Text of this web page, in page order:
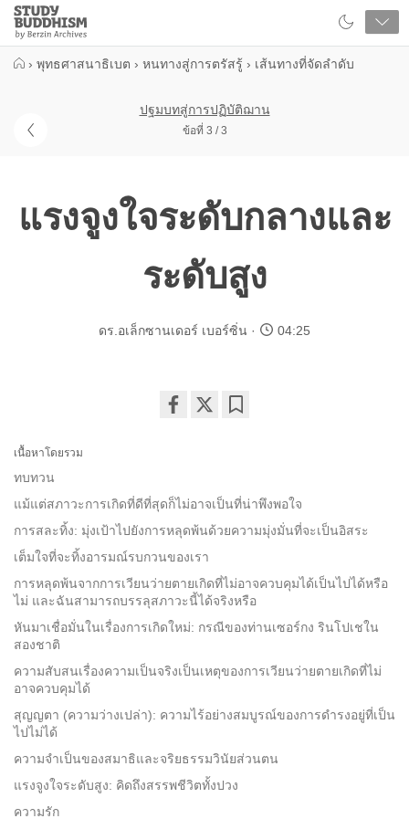
Close
Study
Buddhism
› พุทธศาสนาธิเบต › หนทางสู่การตรัสรู้ › เส้นทางที่จัดลำดับ
ปฐมบทสู่การปฏิบัติฌาน
ข้อที่ 3 / 3
แรงจูงใจระดับกลางและ
ระดับสูง
ดร.อเล็กซานเดอร์ เบอร์ซิ่น 04:25
เนื้อหาโดยรวม
ทบทวน
แม้แต่สภาวะการเกิดที่ดีที่สุดก็ไม่อาจเป็นที่น่าพึงพอใจ
การสละทิ้ง: มุ่งเป้าไปยังการหลุดพ้นด้วยความมุ่งมั่นที่จะเป็นอิสระ
เต็มใจที่จะทิ้งอารมณ์รบกวนของเรา
การหลุดพ้นจากการเวียนว่ายตายเกิดที่ไม่อาจควบคุมได้เป็นไปได้หรือ
ไม่ และฉันสามารถบรรลุสภาวะนี้ได้จริงหรือ
หันมาเชื่อมั่นในเรื่องการเกิดใหม่: กรณีของท่านเซอร์กง รินโปเชใน
สองชาติ
ความสับสนเรื่องความเป็นจริงเป็นเหตุของการเวียนว่ายตายเกิดที่ไม่
อาจควบคุมได้
สุญญตา (ความว่างเปล่า): ความไร้อย่างสมบูรณ์ของการดำรงอยู่ที่เป็น
ไปไม่ได้
ความจำเป็นของสมาธิและจริยธรรมวินัยส่วนตน
แรงจูงใจระดับสูง: คิดถึงสรรพชีวิตทั้งปวง
ความรัก